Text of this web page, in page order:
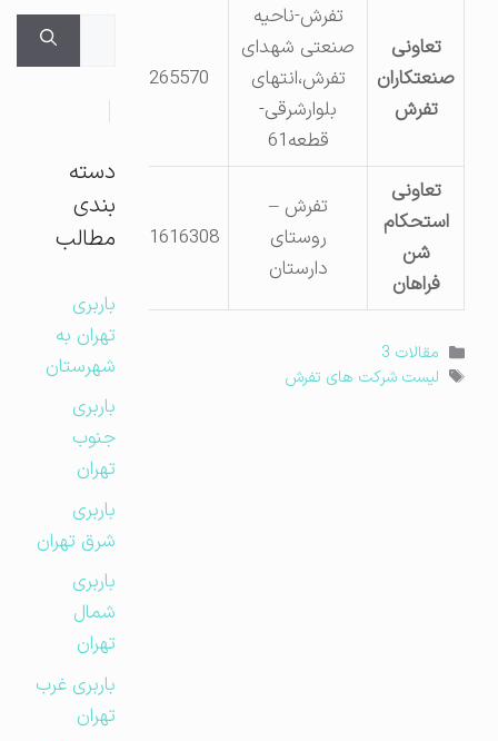
تعاونی
صنعتکاران
تفرش
تفرش-ناحیه
صنعتی شهدای
تفرش،انتهای
بلوارشرقی-
قطعه61
36265570
تعاونی
استحکام
فراهان
تفرش –
روستای
دارستان
9181616308
دسته‌ها
مقالات 3
برچسب‌ها
لیست شرکت های تفرش
دسته
بندی
مطالب
باربری
تهران به
شهرستان
باربری
جنوب
تهران
باربری
شرق تهران
باربری
شمال
تهران
باربری غرب
تهران